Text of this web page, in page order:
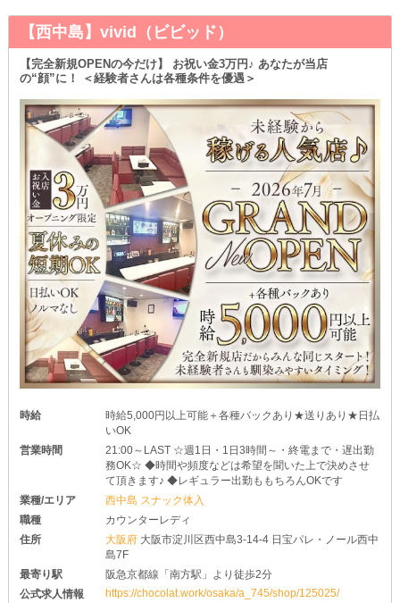
【西中島】vivid（ビビッド）
【完全新規OPENの今だけ】 お祝い金3万円♪ あなたが当店
の“顔”に！ ＜経験者さんは各種条件を優遇＞
時給
時給5,000円以上可能＋各種バックあり★送りあり★日払
いOK
営業時間
21:00～LAST ☆週1日・1日3時間～・終電まで・遅出勤
務OK☆ ◆時間や頻度などは希望を聞いた上で決めさせ
て頂きます♪ ◆レギュラー出勤ももちろんOKです
業種/エリア
西中島 スナック体入
職種
カウンターレディ
住所
大阪府 大阪市淀川区西中島3-14-4 日宝パレ・ノール西中
島7F
最寄り駅
阪急京都線「南方駅」より徒歩2分
公式求人情報
https://chocolat.work/osaka/a_745/shop/125025/